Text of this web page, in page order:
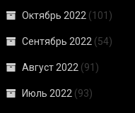
Октябрь 2022 (101)
Сентябрь 2022 (54)
Август 2022 (91)
Июль 2022 (93)